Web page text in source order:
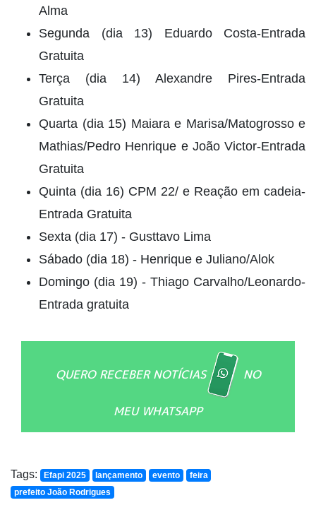
Alma
Segunda (dia 13) Eduardo Costa-Entrada
Gratuita
Terça (dia 14) Alexandre Pires-Entrada
Gratuita
Quarta (dia 15) Maiara e Marisa/Matogrosso e
Mathias/Pedro Henrique e João Victor-Entrada
Gratuita
Quinta (dia 16) CPM 22/ e Reação em cadeia-
Entrada Gratuita
Sexta (dia 17) - Gusttavo Lima
Sábado (dia 18) - Henrique e Juliano/Alok
Domingo (dia 19) - Thiago Carvalho/Leonardo-
Entrada gratuita
QUERO RECEBER NOTÍCIAS NO
MEU WHATSAPP
Tags: Efapi 2025 lançamento evento
feira
prefeito João Rodrigues